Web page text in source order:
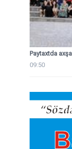
Paytaxtda
09:50